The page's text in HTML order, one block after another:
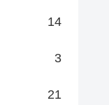
14
3
21